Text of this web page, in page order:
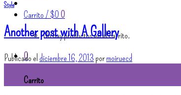
Carrito /$0 0
No hay productos en el carrito.
0
Carrito
Style
Another post with A Gallery
Publicado el diciembre 16, 2013 pormoiruecd